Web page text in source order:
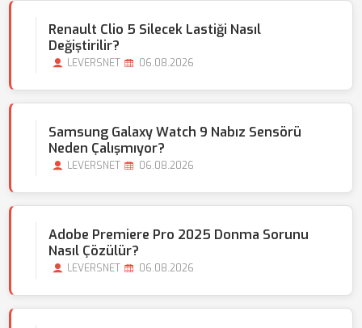
Renault Clio 5 Silecek Lastiği Nasıl
Değiştirilir?
LEVERSNET 06.08.2026
Samsung Galaxy Watch 9 Nabız Sensörü
Neden Çalışmıyor?
LEVERSNET 06.08.2026
Adobe Premiere Pro 2025 Donma Sorunu
Nasıl Çözülür?
LEVERSNET 06.08.2026